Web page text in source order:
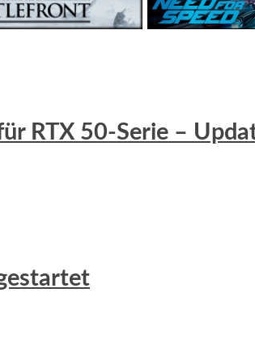
RTX 50-Serie –